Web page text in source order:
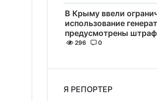
В Крыму ввели
использование
предусмотрены
296 0
Я РЕПОРТЕР